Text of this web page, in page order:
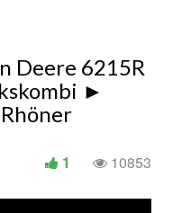
Deere 6215R
►
10853
1